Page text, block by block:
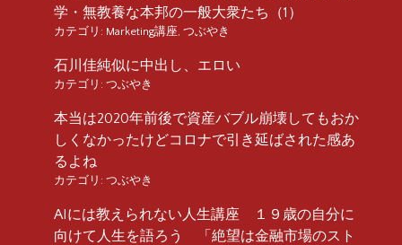
学・無教養な本邦の一般大衆たち（1）
カテゴリ: Marketing講座 つぶやき
石川佳純似に中出し、エロい
カテゴリ: つぶやき
本当は2020年前後で資産バブル崩壊してもおか
しくなかったけどコロナで引き延ばされた感あ
るよね
カテゴリ: つぶやき
AIには教えられない人生講座 １９歳の自分に
向けて人生を語ろう 「絶望は金融市場のスト